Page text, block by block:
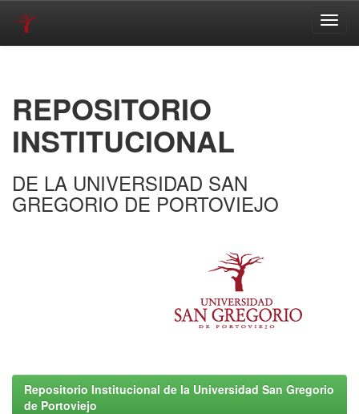
REPOSITORIO
INSTITUCIONAL
DE LA UNIVERSIDAD SAN
GREGORIO DE PORTOVIEJO
Repositorio Institucional de la Universidad San Gregorio
de Portoviejo